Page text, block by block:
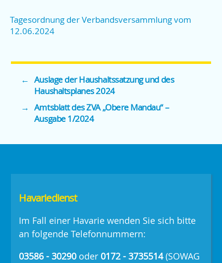
Tagesordnung der Verbandsversammlung vom
12.06.2024
← Auslage der Haushaltssatzung und des
Haushaltsplanes 2024
→ Amtsblatt des ZVA „Obere Mandau“ –
Ausgabe 1/2024
Havariedienst
Im Fall einer Havarie wenden Sie sich bitte
an folgende Telefonnummern:
03586 - 30290oder 0172 - 3735514(SOWAG